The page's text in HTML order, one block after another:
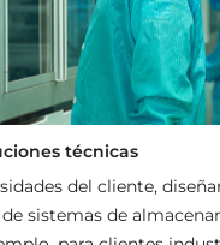
técnicas
del cliente,
sistemas de